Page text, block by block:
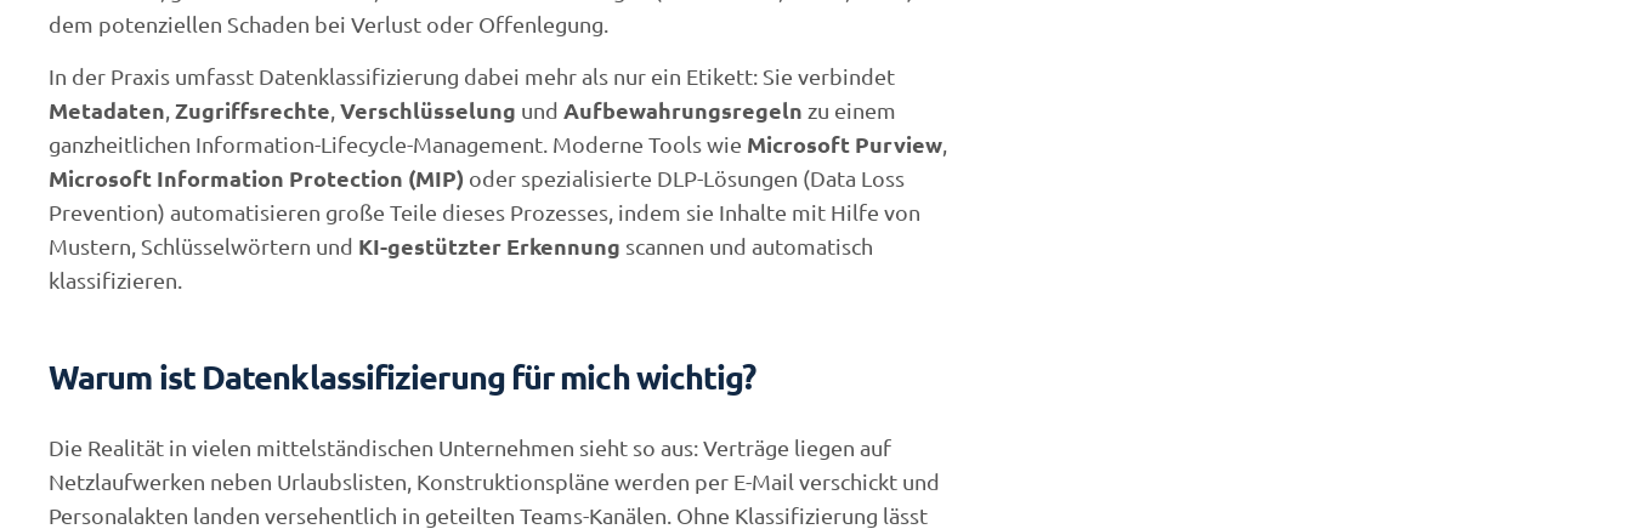
dem potenziellen Schaden bei Verlust oder Offenlegung.
In der Praxis umfasst Datenklassifizierung dabei mehr als nur ein Etikett: Sie verbindet
Metadaten Zugriffsrechte Verschlüsselung und Aufbewahrungsregeln zu einem
ganzheitlichen Information-Lifecycle-Management. Moderne Tools wie Microsoft Purview
Microsoft Information Protection (MIP) oder spezialisierte DLP-Lösungen (Data Loss
Prevention) automatisieren große Teile dieses Prozesses, indem sie Inhalte mit Hilfe von
Mustern, Schlüsselwörtern und KI-gestützter Erkennung scannen und automatisch
klassifizieren.
Warum ist Datenklassifizierung für mich wichtig?
Die Realität in vielen mittelständischen Unternehmen sieht so aus: Verträge liegen auf
Netzlaufwerken neben Urlaubslisten, Konstruktionspläne werden per E-Mail verschickt und
Personalakten landen versehentlich in geteilten Teams-Kanälen. Ohne Klassifizierung lässt